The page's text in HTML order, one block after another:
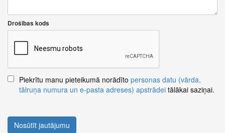
Drošības kods
Piekrītu manu pieteikumā norādīto personas datu (vārda,
tālruņa numura un e-pasta adreses) apstrādei tālākai saziņai.
Nosūtīt jautājumu